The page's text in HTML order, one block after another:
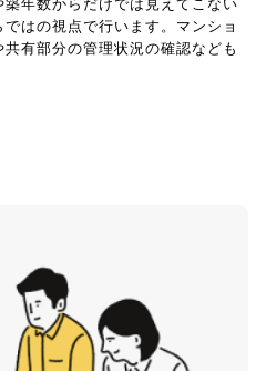
年数からだけでは見えてこない
はの視点で行います。マンショ
有部分の管理状況の確認なども